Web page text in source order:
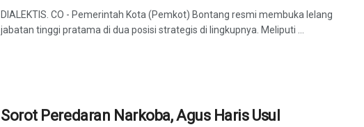
DIALEKTIS. CO - Pemerintah Kota (Pemkot) Bontang resmi membuka lelang
jabatan tinggi pratama di dua posisi strategis di lingkupnya. Meliputi ...
Sorot Peredaran Narkoba, Agus Haris Usul